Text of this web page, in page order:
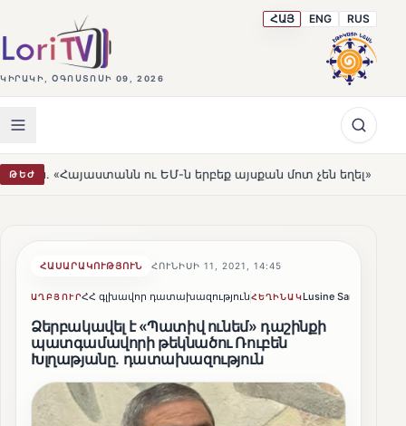
ԿԻՐԱԿԻ, ՕԳՈՍՏՈՍԻ 09, 2026
ՀԱՅ ENG RUS
ԹԵԺու ԵՄ-ն երբեք այսքան մոտ չեն եղել» HOT
ՀԱՍԱՐԱԿՈՒԹՅՈՒՆ ՀՈՒՆԻՍԻ 11, 2021, 14:45
ԱՂԲՅՈՒՐՀՀ գլխավոր դատախազությունՀԵՂԻՆԱԿLusine Sargsyan
Ձերբակավել է «Պատիվ ունեմ» դաշինքի
պատգամավորի թեկնածու Ռուբեն
Խլղաթյանը. դատախազություն